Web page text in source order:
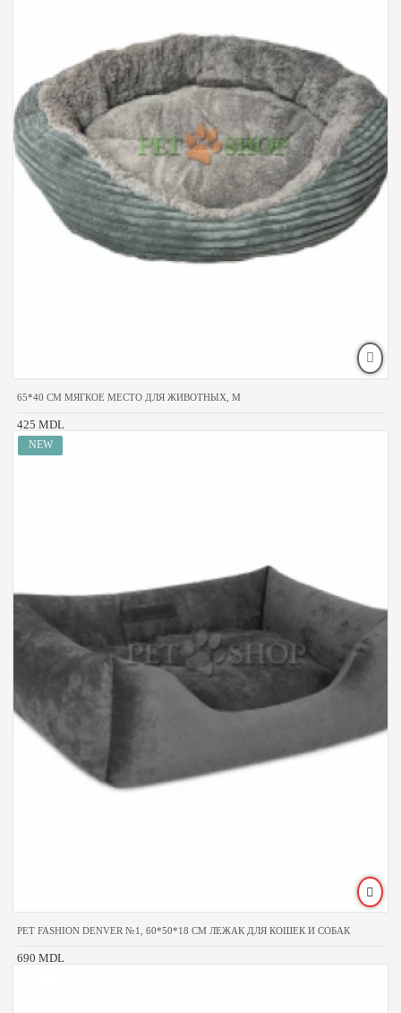
65*40 CM МЯГКОЕ МЕСТО ДЛЯ ЖИВОТНЫХ, М
425 MDL
PET FASHION DENVER №1, 60*50*18 CM ЛЕЖАК ДЛЯ КОШЕК И СОБАК
690 MDL